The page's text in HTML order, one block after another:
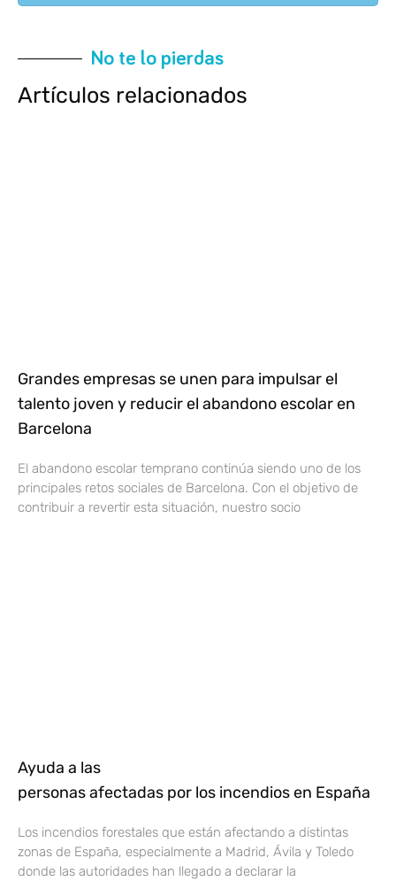
No te lo pierdas
Artículos relacionados
Grandes empresas se unen para impulsar el
talento joven y reducir el abandono escolar en
Barcelona
El abandono escolar temprano continúa siendo uno de los
principales retos sociales de Barcelona. Con el objetivo de
contribuir a revertir esta situación, nuestro socio
Ayuda a las
personas afectadas por los incendios en España
Los incendios forestales que están afectando a distintas
zonas de España, especialmente a Madrid, Ávila y Toledo
donde las autoridades han llegado a declarar la